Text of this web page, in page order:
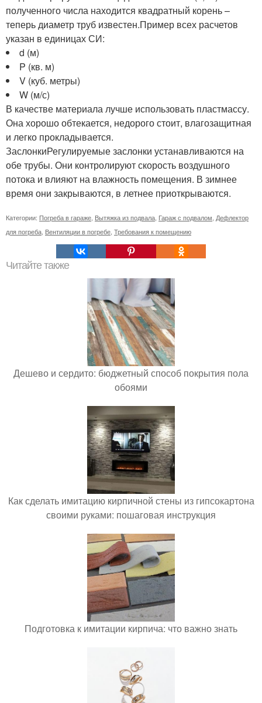
полученного числа находится квадратный корень –
теперь диаметр труб известен.Пример всех расчетов
указан в единицах СИ:
d (м)
P (кв. м)
V (куб. метры)
W (м/с)
В качестве материала лучше использовать пластмассу.
Она хорошо обтекается, недорого стоит, влагозащитная
и легко прокладывается.
ЗаслонкиРегулируемые заслонки устанавливаются на
обе трубы. Они контролируют скорость воздушного
потока и влияют на влажность помещения. В зимнее
время они закрываются, в летнее приоткрываются.
Категории: Погреба в гараже, Вытяжка из подвала, Гараж с подвалом, Дефлектор
для погреба, Вентиляции в погребе, Требования к помещению
Читайте также
Дешево и сердито: бюджетный способ покрытия пола
обоями
Как сделать имитацию кирпичной стены из гипсокартона
своими руками: пошаговая инструкция
Подготовка к имитации кирпича: что важно знать